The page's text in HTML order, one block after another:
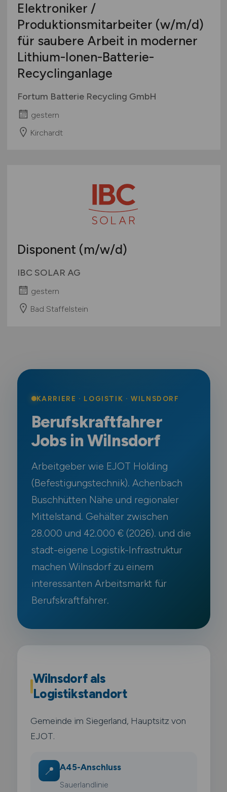
Elektroniker /
Produktionsmitarbeiter (w/m/d)
für saubere Arbeit in moderner
Lithium-Ionen-Batterie-
Recyclinganlage
Fortum Batterie Recycling GmbH
gestern
Kirchardt
Disponent (m/w/d)
IBC SOLAR AG
gestern
Bad Staffelstein
KARRIERE · LOGISTIK · WILNSDORF
Berufskraftfahrer
Jobs in Wilnsdorf
Arbeitgeber wie EJOT Holding
(Befestigungstechnik). Achenbach
Buschhütten Nähe und regionaler
Mittelstand. Gehälter zwischen
28.000 und 42.000 € (2026). und die
stadt-eigene Logistik-Infrastruktur
machen Wilnsdorf zu einem
interessanten Arbeitsmarkt für
Berufskraftfahrer.
Wilnsdorf als
Logistikstandort
Gemeinde im Siegerland, Hauptsitz von
EJOT.
📍 A45-Anschluss
Sauerlandlinie